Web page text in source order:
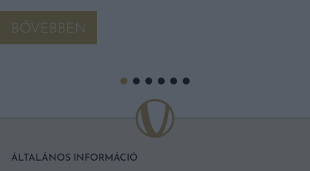
BŐVEBBEN
ÁLTALÁNOS INFORMÁCIÓ